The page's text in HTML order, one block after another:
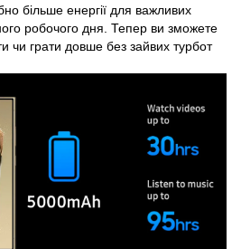
більше енергії для важливих
робочого дня. Тепер ви зможете
чи грати довше без зайвих турбот